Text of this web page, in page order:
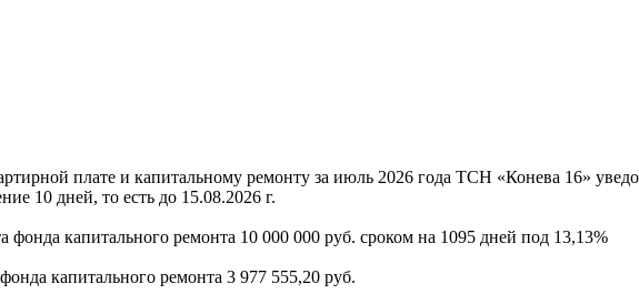
плате и капитальному ремонту за июль 2026 года ТСН «Конева 16»
10 дней, то есть до 15.08.2026 г.
капитального ремонта 10 000 000 руб. сроком на 1095 дней под 13,13%
капитального ремонта 3 977 555,20 руб.